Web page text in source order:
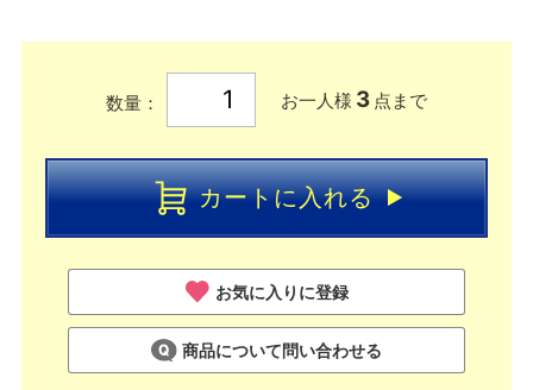
数量： お一人様 3 点まで
カートに入れる
お気に入りに登録
商品について問い合わせる